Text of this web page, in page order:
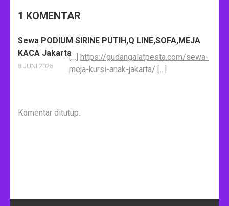
1 KOMENTAR
Sewa PODIUM SIRINE PUTIH,Q LINE,SOFA,MEJA
KACA Jakarta
8 JUNI 2026
[…] https://gudangalatpesta.com/sewa-
meja-kursi-anak-jakarta/
Komentar ditutup.